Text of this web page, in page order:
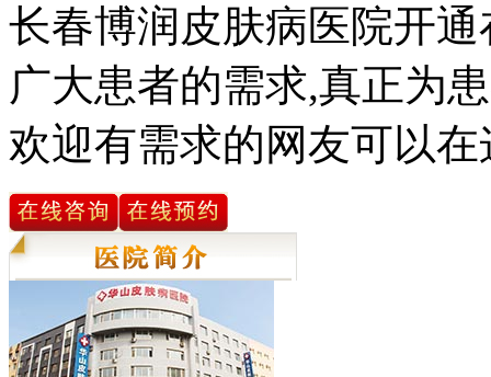
长春博润皮肤病医院开
广大患者的需求,真正为
欢迎有需求的网友可以